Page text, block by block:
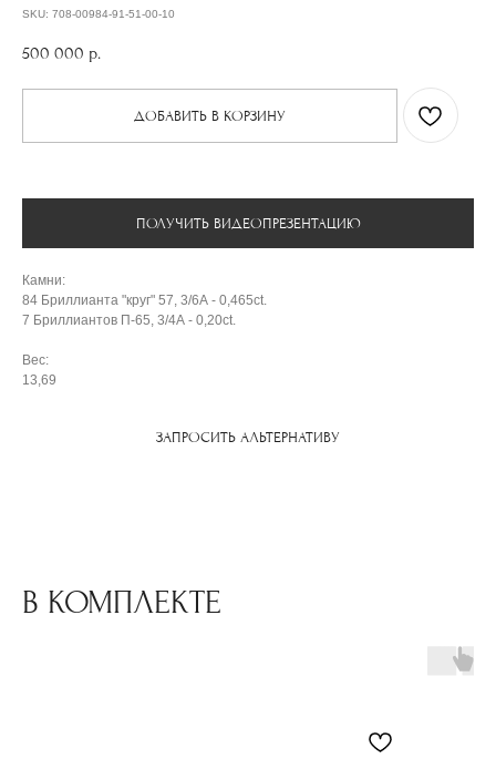
SKU: 708-00984-91-51-00-10
500 000 р.
ДОБАВИТЬ В КОРЗИНУ
ПОЛУЧИТЬ ВИДЕОПРЕЗЕНТАЦИЮ
Камни:
84 Бриллианта "круг" 57, 3/6А - 0,465ct.
7 Бриллиантов П-65, 3/4А - 0,20ct.
Вес:
13,69
ЗАПРОСИТЬ АЛЬТЕРНАТИВУ
В КОМПЛЕКТЕ